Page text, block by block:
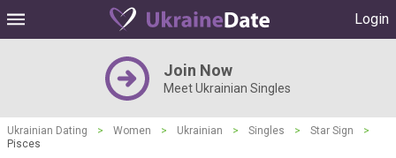
Login
Join Now
Meet Ukrainian Singles
Ukrainian Dating > Women > Ukrainian > Singles > Star Sign
>
Pisces